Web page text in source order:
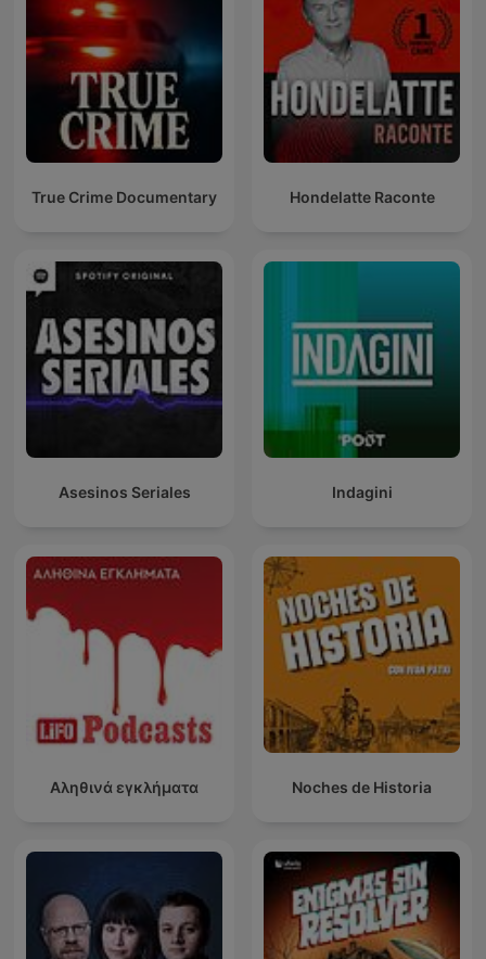
True Crime Documentary Hondelatte Raconte
Asesinos Seriales Indagini
Αληθινά εγκλήματα Noches de Historia